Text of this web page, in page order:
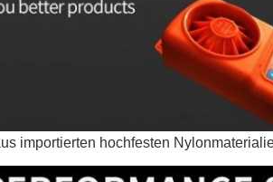
importierten hochfesten